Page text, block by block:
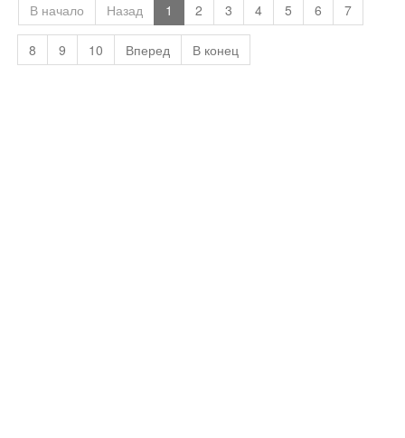
В начало Назад 1 2 3 4 5 6 7
8 9 10 Вперед В конец